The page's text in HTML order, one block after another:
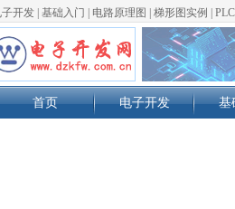
子开发 基础入门 电路原理图 梯形图实例
首页 电子开发 基